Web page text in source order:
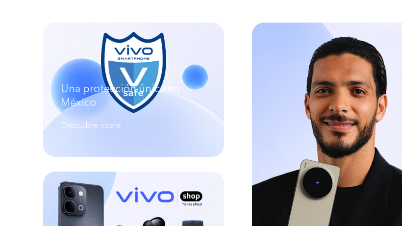
Una protección única en
México
Descubre v.safe